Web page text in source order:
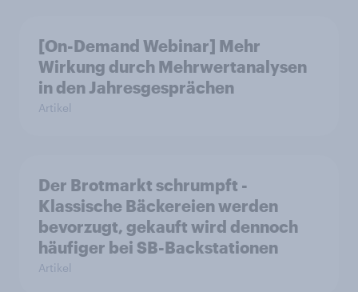
[On-Demand Webinar] Mehr
Wirkung durch Mehrwertanalysen
in den Jahresgesprächen
Artikel
Der Brotmarkt schrumpft -
Klassische Bäckereien werden
bevorzugt, gekauft wird dennoch
häufiger bei SB-Backstationen
Artikel